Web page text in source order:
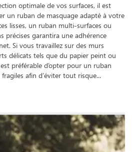
optimale de vos surfaces, il est
un ruban de masquage adapté à votre
lisses, un ruban multi-surfaces ou
précises garantira une adhérence
Si vous travaillez sur des murs
délicats tels que du papier peint ou
préférable d’opter pour un ruban
afin d’éviter tout risque...